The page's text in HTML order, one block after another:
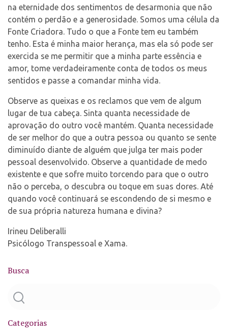
na eternidade dos sentimentos de desarmonia que não
contém o perdão e a generosidade. Somos uma célula da
Fonte Criadora. Tudo o que a Fonte tem eu também
tenho. Esta é minha maior herança, mas ela só pode ser
exercida se me permitir que a minha parte essência e
amor, tome verdadeiramente conta de todos os meus
sentidos e passe a comandar minha vida.
Observe as queixas e os reclamos que vem de algum
lugar de tua cabeça. Sinta quanta necessidade de
aprovação do outro você mantém. Quanta necessidade
de ser melhor do que a outra pessoa ou quanto se sente
diminuído diante de alguém que julga ter mais poder
pessoal desenvolvido. Observe a quantidade de medo
existente e que sofre muito torcendo para que o outro
não o perceba, o descubra ou toque em suas dores. Até
quando você continuará se escondendo de si mesmo e
de sua própria natureza humana e divina?
Irineu Deliberalli
Psicólogo Transpessoal e Xama.
Busca
Categorias